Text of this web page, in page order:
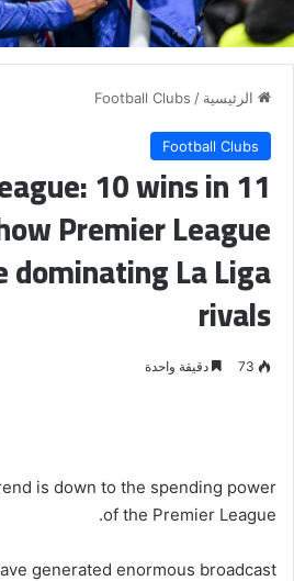
الرئيسية /
Football Clubs
Football Clubs
10 wins in 11
Premier League
dominating La Liga
rivals
73 دقيقة واحدة
is down to the spending power
of the Premier League.
generated enormous broadcast